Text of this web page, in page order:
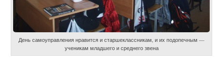
День самоуправления нравится и старшеклассникам, и их подопечным —
ученикам младшего и среднего звена